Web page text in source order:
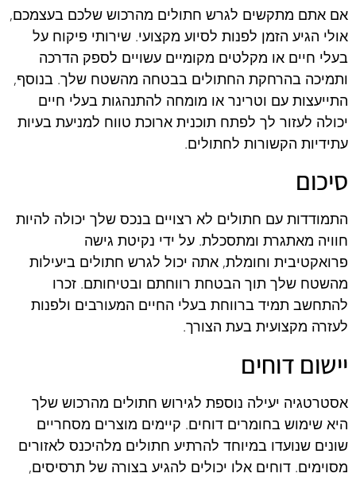
אם אתם מתקשים לגרש חתולים מהרכוש שלכם בעצמכם,
אולי הגיע הזמן לפנות לסיוע מקצועי. שירותי פיקוח על
בעלי חיים או מקלטים מקומיים עשויים לספק הדרכה
ותמיכה בהרחקת החתולים בבטחה מהשטח שלך. בנוסף,
התייעצות עם וטרינר או מומחה להתנהגות בעלי חיים
יכולה לעזור לך לפתח תוכנית ארוכת טווח למניעת בעיות
עתידיות הקשורות לחתולים.
סיכום
התמודדות עם חתולים לא רצויים בנכס שלך יכולה להיות
חוויה מאתגרת ומתסכלת. על ידי נקיטת גישה
פרואקטיבית וחומלת, אתה יכול לגרש חתולים ביעילות
מהשטח שלך תוך הבטחת רווחתם ובטיחותם. זכרו
להתחשב תמיד ברווחת בעלי החיים המעורבים ולפנות
לעזרה מקצועית בעת הצורך.
יישום דוחים
אסטרטגיה יעילה נוספת לגירוש חתולים מהרכוש שלך
היא שימוש בחומרים דוחים. קיימים מוצרים מסחריים
שונים שנועדו במיוחד להרתיע חתולים מלהיכנס לאזורים
מסוימים. דוחים אלו יכולים להגיע בצורה של תרסיסים,